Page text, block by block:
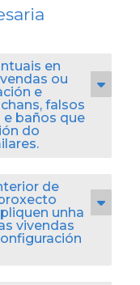
en
ou
e
falsos
baños que
do
de
unha
vivendas